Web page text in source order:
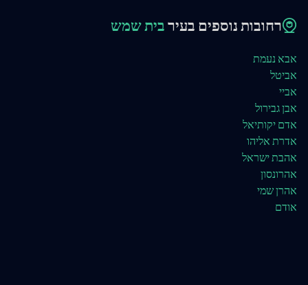
רחובות נוספים בעירבית שמש
אבא נעמת
אביטל
אביי
אבן גבירול
אדם יקותיאל
אדרת אליהו
אהבת ישראל
אהרונסון
אהרן שמי
אודם